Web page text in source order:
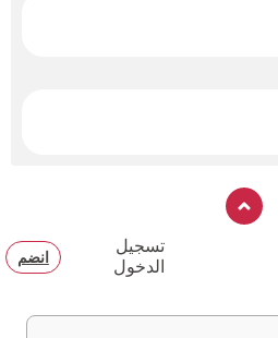
تسجيل
الدخول
انضم